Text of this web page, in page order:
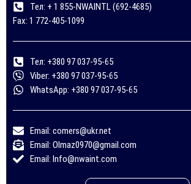
Тел: + 1 855-NWAINTL (692-4685)
Fax: 1 772-405-1099
Тел: +380 97 037-95-65
Viber: +380 97 037-95-65
WhatsApp: +380 97 037-95-65
Email: comers@ukr.net
Email: Olmaz0970@gmail.com
Email: Info@nwaint.com